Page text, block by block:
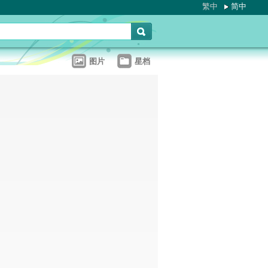
繁中 简中
图片 星档